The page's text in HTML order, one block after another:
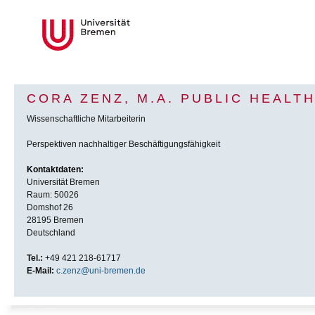
CORA ZENZ, M.A. PUBLIC HEALTH
Wissenschaftliche Mitarbeiterin
Perspektiven nachhaltiger Beschäftigungsfähigkeit
Kontaktdaten:
Universität Bremen
Raum: 50026
Domshof 26
28195 Bremen
Deutschland
Tel.: +49 421 218-61717
E-Mail: c.zenz@uni-bremen.de